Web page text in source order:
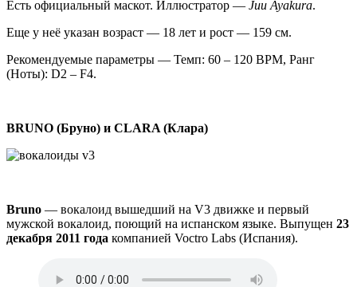
Есть официальный маскот. Иллюстратор — Juu Ayakura.
Еще у неё указан возраст — 18 лет и рост — 159 см.
Рекомендуемые параметры — Темп: 60 – 120 BPM, Ранг
(Ноты): D2 – F4.
BRUNO (Бруно) и CLARA (Клара)
Bruno — вокалоид вышедший на V3 движке и первый
мужской вокалоид, поющий на испанском языке. Выпущен 23
декабря 2011 года компанией Voctro Labs (Испания).
файл